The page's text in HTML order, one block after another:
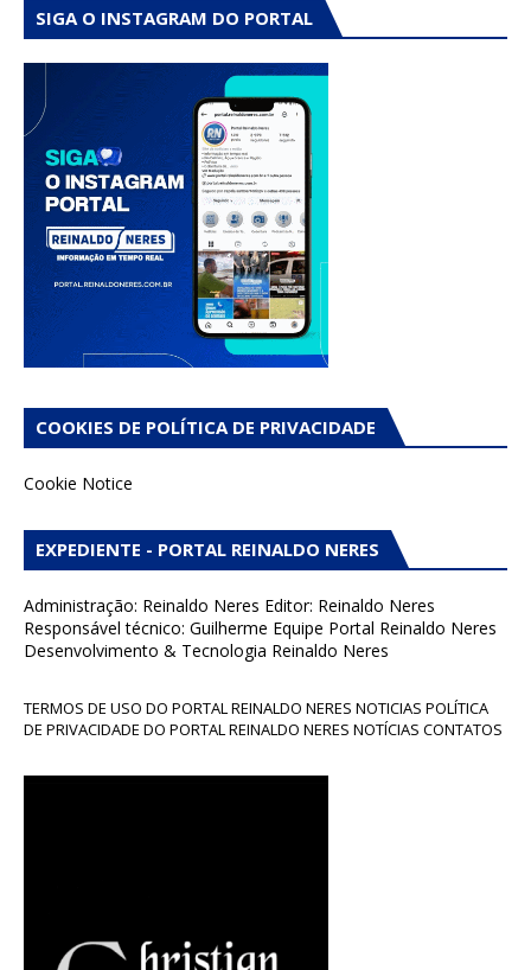
SIGA O INSTAGRAM DO PORTAL
COOKIES DE POLÍTICA DE PRIVACIDADE
Cookie Notice
EXPEDIENTE - PORTAL REINALDO NERES
Administração: Reinaldo Neres Editor: Reinaldo Neres
Responsável técnico: Guilherme Equipe Portal Reinaldo Neres
Desenvolvimento & Tecnologia Reinaldo Neres
TERMOS DE USO DO PORTAL REINALDO NERES NOTICIAS POLÍTICA
DE PRIVACIDADE DO PORTAL REINALDO NERES NOTÍCIAS CONTATOS